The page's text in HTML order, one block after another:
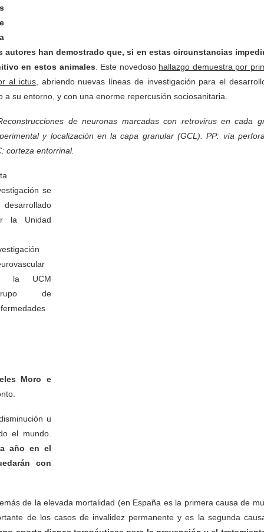
autores han demostrado que, si en estas circunstancias
en estos animales . Este novedoso hallazgo demuestra por
al ictus, abriendo nuevas líneas de investigación para el
su entorno, y con una enorme repercusión sociosanitaria.
de neuronas marcadas con retrovirus en cada
y localización en la capa granular (GCL).PP: vía
corteza entorrinal.
se
desarrollado
la Unidad
la UCM
de
Moro e
u
el mundo.
año en el
con
de la elevada mortalidad (en España es la primera causa de
de los casos de invalidez permanente y es la segunda